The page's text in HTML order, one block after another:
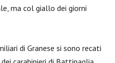
ma col giallo dei giorni
di Granese si sono recati